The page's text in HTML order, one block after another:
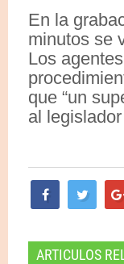
En la
minutos se
Los
que “un
al
ARTICULOS